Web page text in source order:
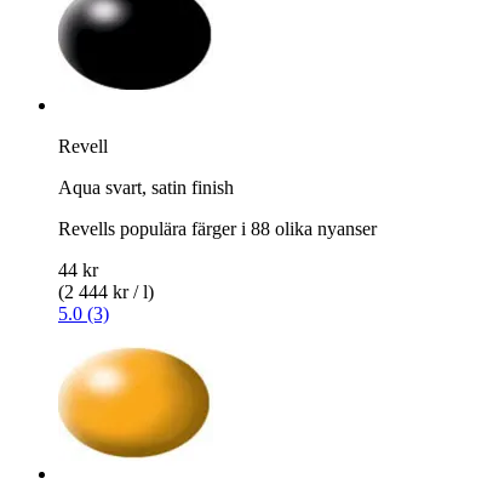
Revell
Aqua svart, satin finish
Revells populära färger i 88 olika nyanser
44 kr
(2 444 kr / l)
5.0 (3)